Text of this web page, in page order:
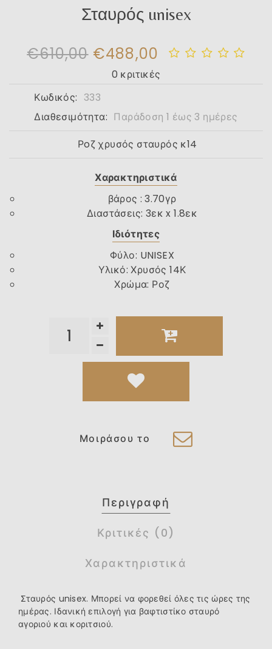
Σταυρός unisex
€610,00 €488,00
0 κριτικές
Κωδικός: 333
Διαθεσιμότητα: Παράδοση 1 έως 3 ημέρες
Ρoζ χρυσός σταυρός κ14
Χαρακτηριστικά
βάρος : 3.70γρ
Διαστάσεις: 3εκ x1.8εκ
Ιδιότητες
Φύλο: UNISEX
Υλικό:Χρυσός 14Κ
Χρώμα: Ροζ
Μοιράσου το
Περιγραφή
Κριτικές (0)
Χαρακτηριστικά
Σταυρός unisex. Μπορεί να φορεθεί όλες τις ώρες της
ημέρας. Ιδανική επιλογή για βαφτιστίκο σταυρό
αγοριού και κοριτσιού.